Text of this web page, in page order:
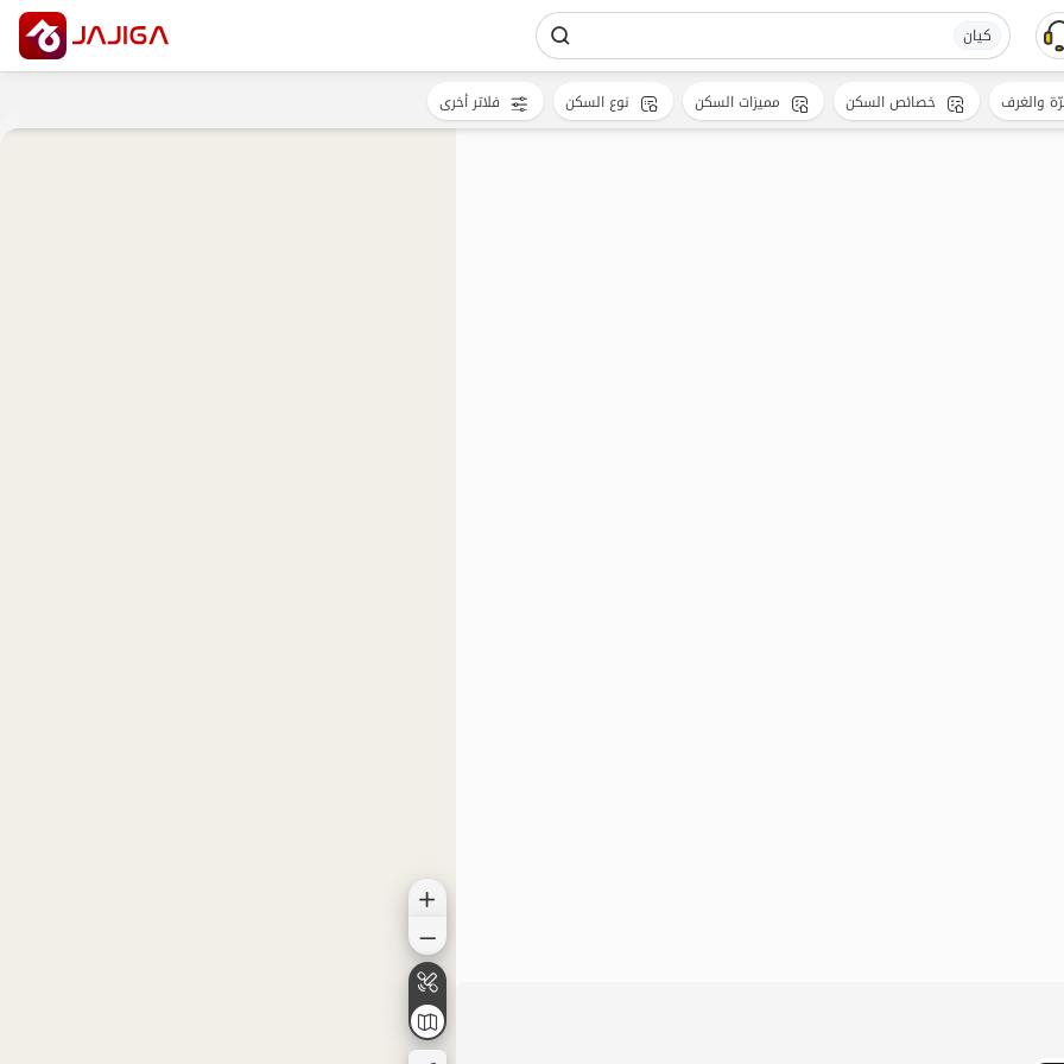
کیان
والغرف خصائص السكن مميزات السكن نوع السكن فلاتر أخرى